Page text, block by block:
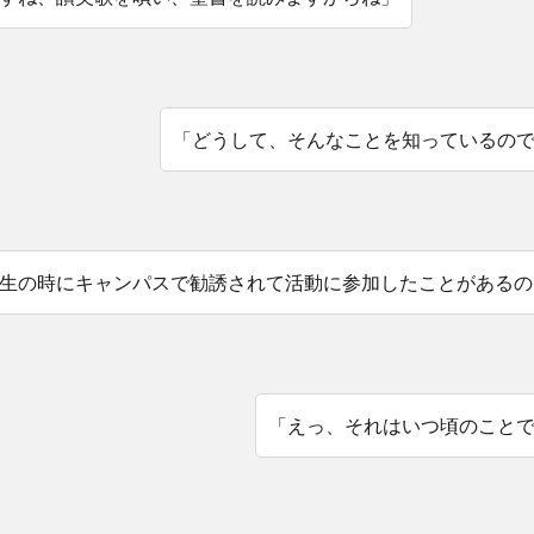
「どうして、そんなことを知っているの
の時にキャンパスで勧誘されて活動に参加したことがある
「えっ、それはいつ頃のこと